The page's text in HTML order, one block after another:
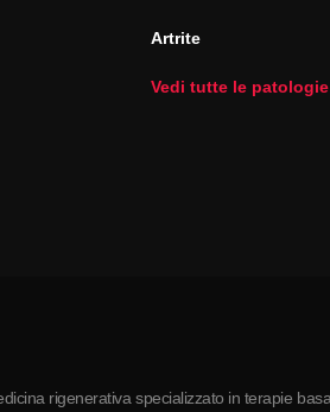
Artrite
Vedi tutte le patologie
rigenerativa specializzato in terapie